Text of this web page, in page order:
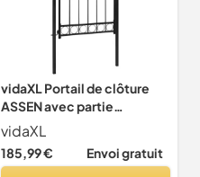
vidaXL Portail de clôture
ASSEN avec partie
supérieure cintrée en acier
vidaXL
185,99 € Envoi gratuit